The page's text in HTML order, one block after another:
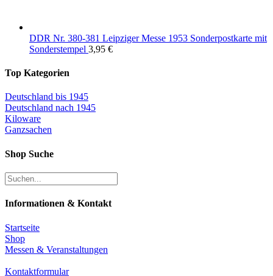
DDR Nr. 380-381 Leipziger Messe 1953 Sonderpostkarte mit
Sonderstempel 3,95 €
Top Kategorien
Deutschland bis 1945
Deutschland nach 1945
Kiloware
Ganzsachen
Shop Suche
Informationen & Kontakt
Startseite
Shop
Messen & Veranstaltungen
Kontaktformular